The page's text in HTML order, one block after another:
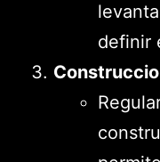
definir